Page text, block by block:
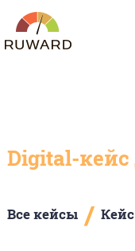
Digital-
Все кейсы /